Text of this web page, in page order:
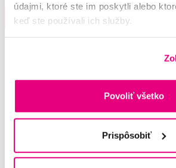
údajmi, ktoré ste im poskytli alebo
keď ste používali ich služby.
Povoliť všetko
Prispôsobiť
Do košíku
Na sklade > 5 ks
Ihneď v 3 prodejnách
Potřebujete
Napište našim